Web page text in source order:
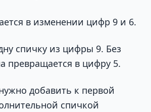
в изменении цифр 9 и 6.
спичку из цифры 9. Без
превращается в цифру 5.
добавить к первой
спичкой